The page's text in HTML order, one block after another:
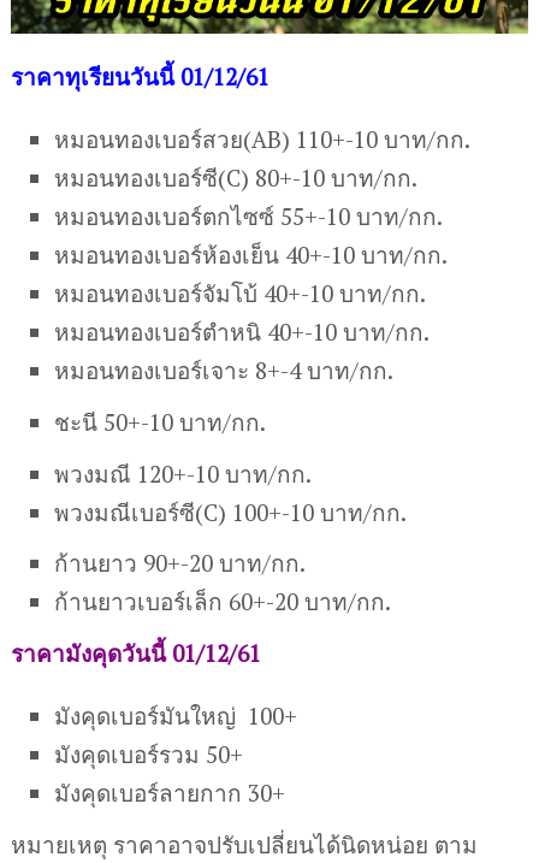
ราคาทุเรียนวันนี้ 01/12/61
หมอนทองเบอร์สวย(AB) 110+-10 บาท/กก.
หมอนทองเบอร์ซี(C) 80+-10 บาท/กก.
หมอนทองเบอร์ตกไซซ์ 55+-10 บาท/กก.
หมอนทองเบอร์ห้องเย็น 40+-10 บาท/กก.
หมอนทองเบอร์จัมโบ้ 40+-10 บาท/กก.
หมอนทองเบอร์ตำหนิ 40+-10 บาท/กก.
หมอนทองเบอร์เจาะ 8+-4 บาท/กก.
ชะนี 50+-10 บาท/กก.
พวงมณี 120+-10 บาท/กก.
พวงมณีเบอร์ซี(C) 100+-10 บาท/กก.
ก้านยาว 90+-20 บาท/กก.
ก้านยาวเบอร์เล็ก 60+-20 บาท/กก.
ราคามังคุดวันนี้ 01/12/61
มังคุดเบอร์มันใหญ่ 100+
มังคุดเบอร์รวม 50+
มังคุดเบอร์ลายกาก 30+
หมายเหตุ ราคาอาจปรับเปลี่ยนได้นิดหน่อย ตาม